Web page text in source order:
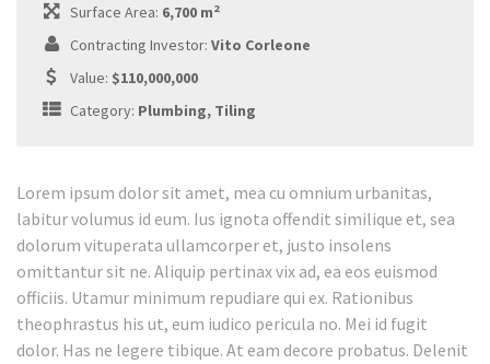
Surface Area: 6,700 m2
Contracting Investor: Vito Corleone
Value: $110,000,000
Category: Plumbing, Tiling
Lorem ipsum dolor sit amet, mea cu omnium urbanitas,
labitur volumus id eum. Ius ignota offendit similique et, sea
dolorum vituperata ullamcorper et, justo insolens
omittantur sit ne. Aliquip pertinax vix ad, ea eos euismod
officiis. Utamur minimum repudiare qui ex. Rationibus
theophrastus his ut, eum iudico pericula no. Mei id fugit
dolor. Has ne legere tibique. At eam decore probatus. Delenit